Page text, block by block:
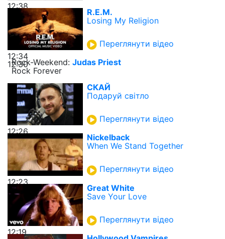
12:38
12:34
R.E.M.
Losing My Religion
Переглянути відео
12:30
Rock-Weekend: Judas Priest
Rock Forever
12:26
СКАЙ
Подаруй світло
Переглянути відео
12:23
Nickelback
When We Stand Together
Переглянути відео
12:19
Great White
Save Your Love
Переглянути відео